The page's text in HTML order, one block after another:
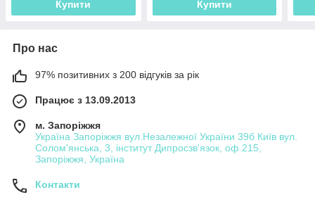
Купити Купити
Про нас
97% позитивних з 200 відгуків за рік
Працює з 13.09.2013
м. Запоріжжя
Україна Запоріжжя вул.Незалежної України 39б Київ вул.
Солом'янська, 3, інститут Дипросзв'язок, оф 215,
Запоріжжя, Україна
Контакти